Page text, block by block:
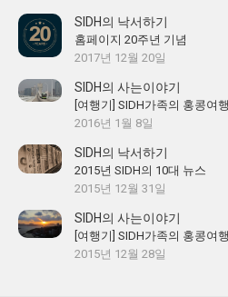
SIDH의 낙서하기
홈페이지 20주년 기념
2017년 12월 20일
SIDH의 사는이야기
[여행기] SIDH가족의 홍콩여
2016년 1월 8일
SIDH의 낙서하기
2015년 SIDH의 10대 뉴스
2015년 12월 31일
SIDH의 사는이야기
[여행기] SIDH가족의 홍콩여
2015년 12월 28일